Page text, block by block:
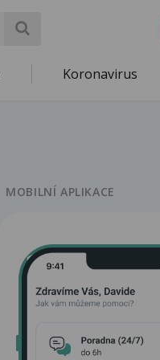
Koronavirus
MOBILNÍ APLIKACE